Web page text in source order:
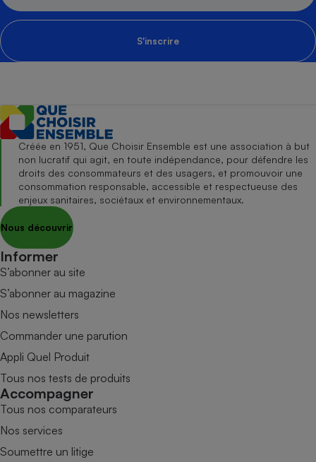
S'inscrire
Créée en 1951, Que Choisir Ensemble est une association à but
non lucratif qui agit, en toute indépendance, pour défendre les
droits des consommateurs et des usagers, et promouvoir une
consommation responsable, accessible et respectueuse des
enjeux sanitaires, sociétaux et environnementaux.
Nous découvrir
Informer
S’abonner au site
S’abonner au magazine
Nos newsletters
Commander une parution
Appli Quel Produit
Tous nos tests de produits
Accompagner
Tous nos comparateurs
Nos services
Soumettre un litige